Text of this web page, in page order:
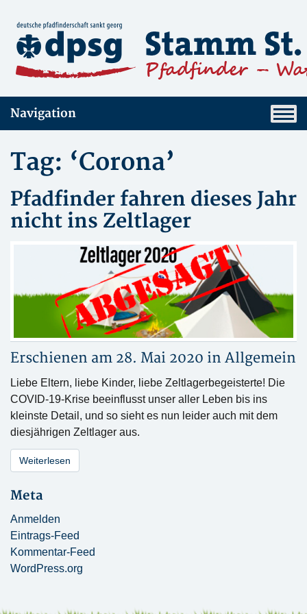
Navigation
Tag: ‘Corona’
Pfadfinder fahren dieses Jahr
nicht ins Zeltlager
Erschienen am 28. Mai 2020 in Allgemein
Liebe Eltern, liebe Kinder, liebe Zeltlagerbegeisterte! Die
COVID-19-Krise beeinflusst unser aller Leben bis ins
kleinste Detail, und so sieht es nun leider auch mit dem
diesjährigen Zeltlager aus.
Weiterlesen
Meta
Anmelden
Eintrags-Feed
Kommentar-Feed
WordPress.org